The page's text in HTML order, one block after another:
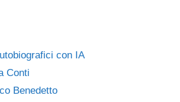
con IA
Conti
Benedetto